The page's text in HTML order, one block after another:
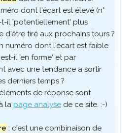
dont l'écart est élevé (n°
il 'potentiellement' plus
d'être tiré aux prochains tours ?
numéro dont l'écart est faible
est-il 'en forme' et par
avec une tendance a sortir
derniers temps ?
de réponse sont
la page analysede ce site. :-)
: c'est une combinaison de